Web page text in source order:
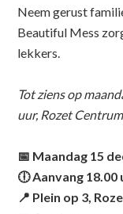
Neem gerust
Beautiful Mess
lekkers.
Tot ziens op
uur, Rozet
📅 Maandag 15
🕕Aanvang 18.00
📍 Plein op 3,